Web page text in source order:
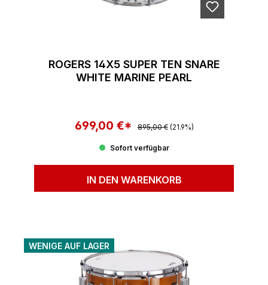
ROGERS 14X5 SUPER TEN SNARE
WHITE MARINE PEARL
Verkaufspreis:
699,00 €* Regulärer Preis:
895,00 € (21.9%)
Sofort verfügbar
IN DEN WARENKORB
WENIGE AUF LAGER